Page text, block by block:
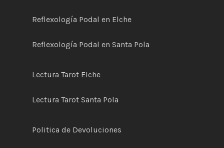
Reflexología Podal en Elche
Reflexología Podal en Santa Pola
Lectura Tarot Elche
Lectura Tarot Santa Pola
Politica de Devoluciones